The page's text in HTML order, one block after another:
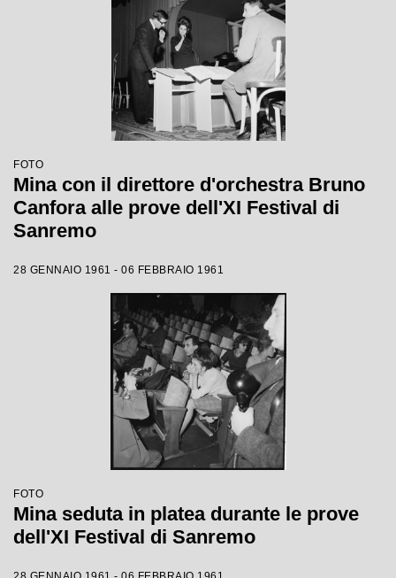
FOTO
Mina con il direttore d'orchestra Bruno
Canfora alle prove dell'XI Festival di
Sanremo
28 GENNAIO 1961 - 06 FEBBRAIO 1961
FOTO
Mina seduta in platea durante le prove
dell'XI Festival di Sanremo